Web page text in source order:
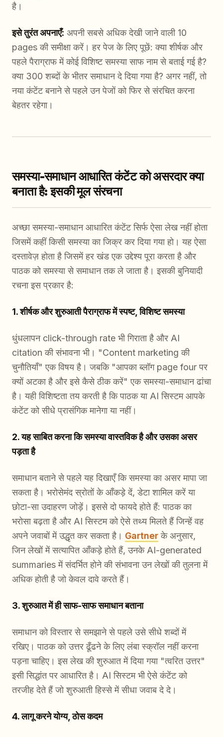
है।
इसे तुरंत अपनाएँ: अपनी सबसे अधिक देखी जाने वाली 10
pages की समीक्षा करें। हर पेज के लिए पूछें: क्या शीर्षक और
पहले पैराग्राफ में कोई विशिष्ट समस्या साफ नाम से बताई गई है?
क्या 300 शब्दों के भीतर समाधान दे दिया गया है? अगर नहीं, तो
नया कंटेंट बनाने से पहले उन पेजों को फिर से संरचित करना
बेहतर रहेगा।
समस्या-समाधान आधारित कंटेंट को असरदार क्या
बनाता है: इसकी मूल संरचना
अच्छा समस्या-समाधान आधारित कंटेंट सिर्फ ऐसा लेख नहीं होता
जिसमें कहीं किसी समस्या का जिक्र कर दिया गया हो। यह ऐसा
दस्तावेज़ होता है जिसमें हर खंड एक उद्देश्य पूरा करता है और
पाठक को समस्या से समाधान तक ले जाता है। इसकी बुनियादी
रचना इस प्रकार है:
1. शीर्षक और शुरुआती पैराग्राफ में स्पष्ट, विशिष्ट समस्या
धुंधलापन click-through rate भी गिराता है और AI
citation की संभावना भी। "Content marketing की
चुनौतियाँ" एक विषय है। जबकि "आपका ब्लॉग page four पर
क्यों अटका है और इसे कैसे ठीक करें" एक समस्या-समाधान ढांचा
है। यही विशिष्टता तय करती है कि पाठक या AI सिस्टम आपके
कंटेंट को सीधे प्रासंगिक मानेगा या नहीं।
2. यह साबित करना कि समस्या वास्तविक है और उसका असर
पड़ता है
समाधान बताने से पहले यह दिखाएँ कि समस्या का असर मापा जा
सकता है। भरोसेमंद स्रोतों के आँकड़े दें, डेटा शामिल करें या
छोटा-सा उदाहरण जोड़ें। इससे दो फायदे होते हैं: पाठक का
भरोसा बढ़ता है और AI सिस्टम को ऐसे तथ्य मिलते हैं जिन्हें वह
अपने जवाबों में उद्धृत कर सकता है। Gartnerके अनुसार,
जिन लेखों में सत्यापित आँकड़े होते हैं, उनके AI-generated
summaries में संदर्भित होने की संभावना उन लेखों की तुलना में
अधिक होती है जो केवल दावे करते हैं।
3. शुरुआत में ही साफ-साफ समाधान बताना
समाधान को विस्तार से समझाने से पहले उसे सीधे शब्दों में
रखिए। पाठक को उत्तर ढूँढने के लिए लंबा स्क्रॉल नहीं करना
पड़ना चाहिए। इस लेख की शुरुआत में दिया गया "त्वरित उत्तर"
इसी सिद्धांत पर आधारित है। AI सिस्टम भी ऐसे कंटेंट को
तरजीह देते हैं जो शुरुआती हिस्से में सीधा जवाब दे दे।
4. लागू करने योग्य, ठोस कदम